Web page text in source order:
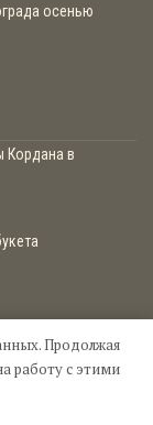
осенью
Кордана в
Продолжая
работу с этими